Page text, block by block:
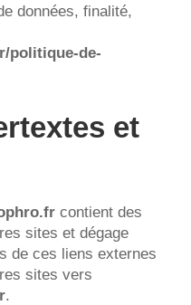
données, finalité,
politique-de-
et
contient des
sites et dégage
de ces liens externes
.